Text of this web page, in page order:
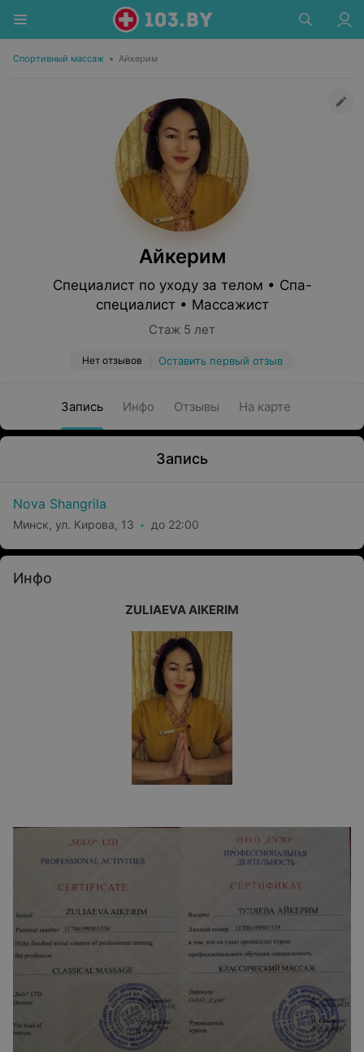
Спортивный массаж • Айкерим
Айкерим
Специалист по уходу за телом • Спа-
специалист • Массажист
Стаж 5 лет
Нет отзывов Оставить первый отзыв
Запись Инфо Отзывы На карте
Запись
Nova Shangrila
Минск, ул. Кирова, 13 до 22:00
Инфо
ZULIAEVA AIKERIM